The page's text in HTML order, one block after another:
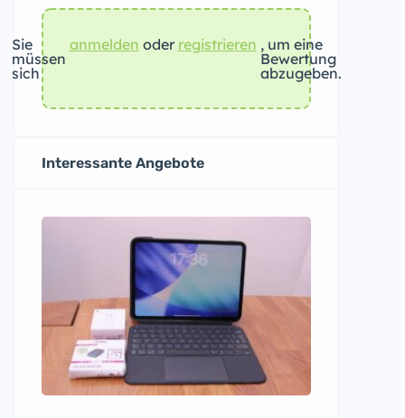
Sie
müssen
sich
anmelden oder registrieren , um eine
Bewertung
abzugeben.
Interessante Angebote